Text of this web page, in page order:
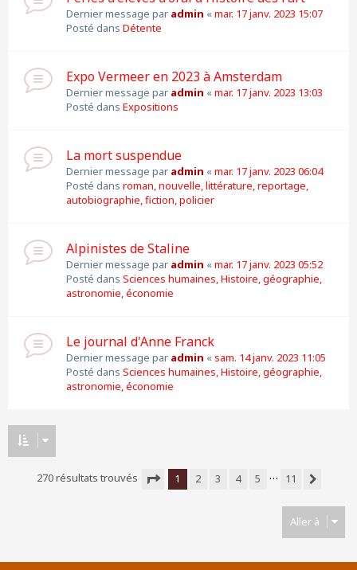
Dernier message par admin «mar. 17 janv. 2023 15:07
Posté dans Détente
Expo Vermeer en 2023 à Amsterdam
Dernier message par admin «mar. 17 janv. 2023 13:03
Posté dans Expositions
La mort suspendue
Dernier message par admin «mar. 17 janv. 2023 06:04
Posté dans roman, nouvelle, littérature, reportage,
autobiographie, fiction, policier
Alpinistes de Staline
Dernier message par admin «mar. 17 janv. 2023 05:52
Posté dans Sciences humaines, Histoire, géographie,
astronomie, économie
Le journal d'Anne Franck
Dernier message par admin «sam. 14 janv. 2023 11:05
Posté dans Sciences humaines, Histoire, géographie,
astronomie, économie
270 résultats trouvés
1 2 3 4 5 …
11
Aller à